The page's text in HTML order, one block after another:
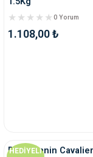
0 Yorum
1.108,00 ₺
HEDİYELİ
Royal Canin